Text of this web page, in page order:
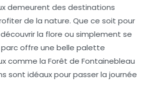
demeurent des destinations
de la nature. Que ce soit pour
la flore ou simplement se
offre une belle palette
comme la Forêt de Fontainebleau
sont idéaux pour passer la journée